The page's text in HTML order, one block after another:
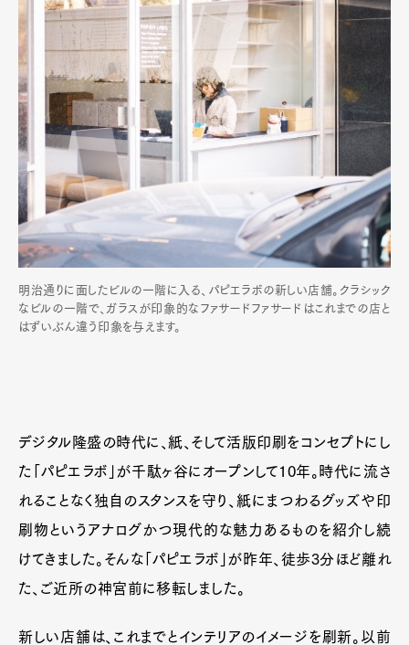
明治通りに面したビルの一階に入る、パピエラボの新しい店舗。クラシック
なビルの一階で、ガラスが印象的なファサードファサードはこれまでの店と
はずいぶん違う印象を与えます。
デジタル隆盛の時代に、紙、そして活版印刷をコンセプトにし
た「パピエラボ」が千駄ヶ谷にオープンして10年。時代に流さ
れることなく独自のスタンスを守り、紙にまつわるグッズや印
刷物というアナログかつ現代的な魅力あるものを紹介し続
けてきました。そんな「パピエラボ」が昨年、徒歩3分ほど離れ
た、ご近所の神宮前に移転しました。
新しい店舗は、これまでとインテリアのイメージを刷新。以前